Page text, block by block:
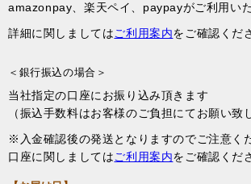
amazonpay、楽天ペイ、paypayがご利用いた
詳細に関しましてはご利用案内をご確認くだ
＜銀行振込の場合＞
当社指定の口座にお振り込み頂きます
（振込手数料はお客様のご負担にてお願い致
※入金確認後の発送となりますのでご注意く
口座に関しましてはご利用案内をご確認くだ